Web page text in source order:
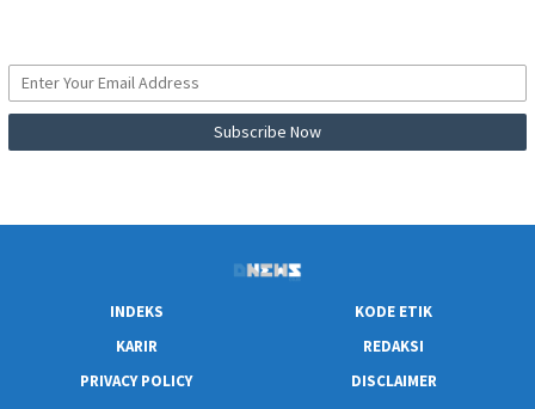
INDEKS
KODE ETIK
KARIR
REDAKSI
PRIVACY POLICY
DISCLAIMER